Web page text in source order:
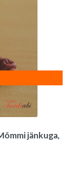
jänkuga,